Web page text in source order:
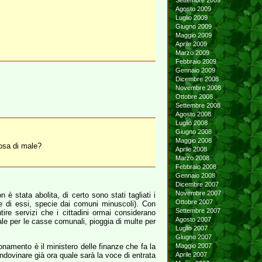
di male?
è stata abolita, di certo sono stati tagliati i
di essi, specie dai comuni minuscoli). Con
servizi che i cittadini ormai considerano
per le casse comunali, pioggia di multe per
è il ministero delle finanze che fa la
già ora quale sarà la voce di entrata
Agosto 2009
Luglio 2009
Giugno 2009
Maggio 2009
Aprile 2009
Marzo 2009
Febbraio 2009
Gennaio 2009
Dicembre 2008
Novembre 2008
Ottobre 2008
Settembre 2008
Agosto 2008
Luglio 2008
Giugno 2008
Maggio 2008
Aprile 2008
Marzo 2008
Febbraio 2008
Gennaio 2008
Dicembre 2007
Novembre 2007
Ottobre 2007
Settembre 2007
Agosto 2007
Luglio 2007
Giugno 2007
Maggio 2007
Aprile 2007